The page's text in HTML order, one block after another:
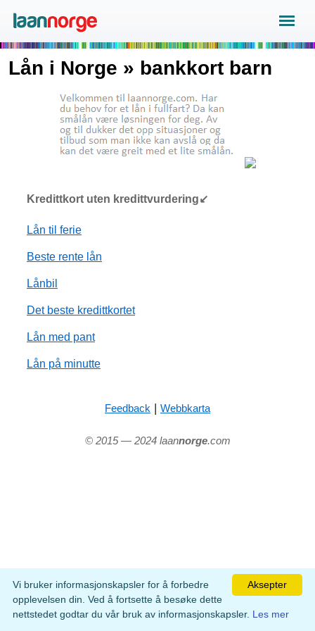
Lån i Norge » bankkort barn
Kredittkort uten kredittvurdering↙
Lån til ferie
Beste rente lån
Lånbil
Det beste kredittkortet
Lån med pant
Lån på minutte
Feedback | Webbkarta
© 2015 — 2024 laannorge.com
Aksepter
Vi bruker informasjonskapsler for å forbedre
opplevelsen din. Ved å fortsette å besøke dette
nettstedet godtar du vår bruk av informasjonskapsler. Les mer